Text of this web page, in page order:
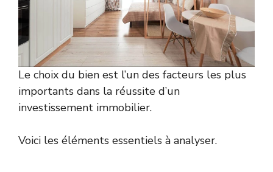
Le choix du bien est l’un des facteurs les plus
importants dans la réussite d’un
investissement immobilier.
Voici les éléments essentiels à analyser.